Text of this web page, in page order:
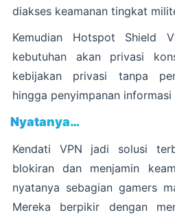
diakses keamanan tingkat
Kemudian Hotspot Shield
kebutuhan akan privasi
kebijakan privasi tanpa
hingga penyimpanan
Nyatanya…
Kendati VPN jadi solusi
blokiran dan menjamin
nyatanya sebagian gamers
Mereka berpikir dengan